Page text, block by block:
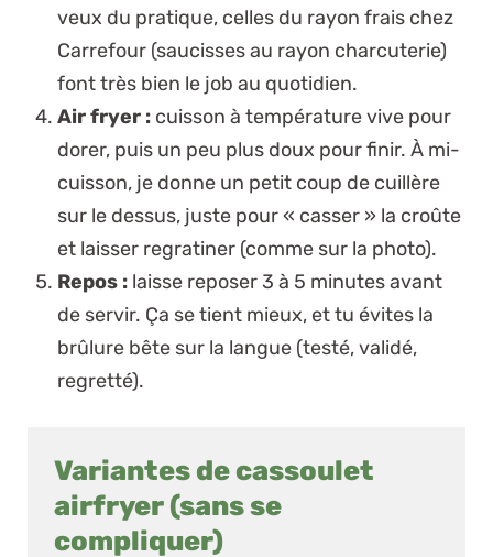
veux du pratique, celles du rayon frais chez
Carrefour (saucisses au rayon charcuterie)
font très bien le job au quotidien.
Air fryer : cuisson à température vive pour
dorer, puis un peu plus doux pour finir. À mi-
cuisson, je donne un petit coup de cuillère
sur le dessus, juste pour « casser » la croûte
et laisser regratiner (comme sur la photo).
Repos : laisse reposer 3 à 5 minutes avant
de servir. Ça se tient mieux, et tu évites la
brûlure bête sur la langue (testé, validé,
regretté).
Variantes de cassoulet
airfryer (sans se
compliquer)